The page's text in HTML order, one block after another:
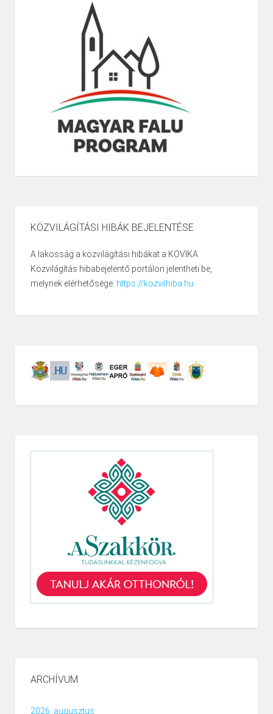
KÖZVILÁGÍTÁSI HIBÁK BEJELENTÉSE
A lakosság a közvilágítási hibákat a KOVIKA
Közvilágítás hibabejelentő portálon jelentheti be,
melynek elérhetősége: https://kozvilhiba.hu
ARCHÍVUM
2026. augusztus